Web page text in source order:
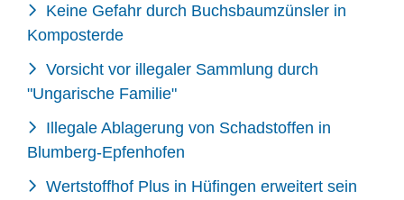
Keine Gefahr durch Buchsbaumzünsler in
Komposterde
Vorsicht vor illegaler Sammlung durch
"Ungarische Familie"
Illegale Ablagerung von Schadstoffen in
Blumberg-Epfenhofen
Wertstoffhof Plus in Hüfingen erweitert sein